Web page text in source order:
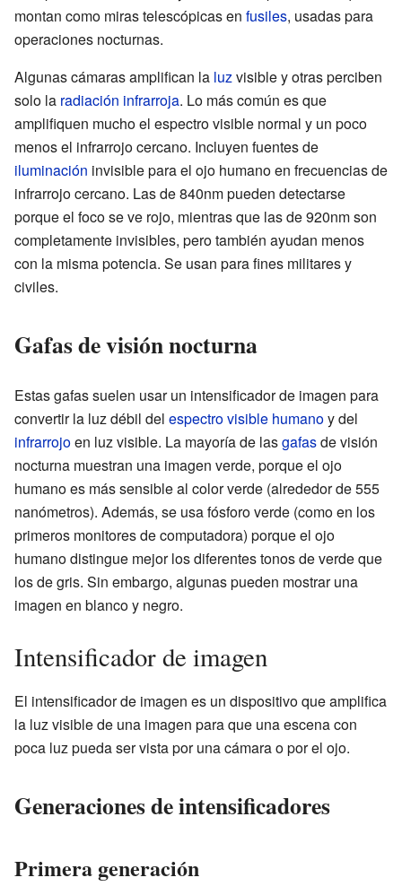
montan como miras telescópicas en fusiles, usadas para
operaciones nocturnas.
Algunas cámaras amplifican la luzvisible y otras perciben
solo la radiación infrarroja. Lo más común es que
amplifiquen mucho el espectro visible normal y un poco
menos el infrarrojo cercano. Incluyen fuentes de
iluminación invisible para el ojo humano en frecuencias de
infrarrojo cercano. Las de 840nm pueden detectarse
porque el foco se ve rojo, mientras que las de 920nm son
completamente invisibles, pero también ayudan menos
con la misma potencia. Se usan para fines militares y
civiles.
Gafas de visión nocturna
Estas gafas suelen usar un intensificador de imagen para
convertir la luz débil del espectro visible humanoy del
infrarrojoen luz visible. La mayoría de lasgafasde visión
nocturna muestran una imagen verde, porque el ojo
humano es más sensible al color verde (alrededor de 555
nanómetros). Además, se usa fósforo verde (como en los
primeros monitores de computadora) porque el ojo
humano distingue mejor los diferentes tonos de verde que
los de gris. Sin embargo, algunas pueden mostrar una
imagen en blanco y negro.
Intensificador de imagen
El intensificador de imagen es un dispositivo que amplifica
la luz visible de una imagen para que una escena con
poca luz pueda ser vista por una cámara o por el ojo.
Generaciones de intensificadores
Primera generación